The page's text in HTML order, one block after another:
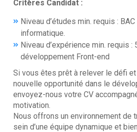
Critères Candidat :
Niveau d’études min. requis :
informatique.
Niveau d’expérience min. requis :
développement Front-end
Si vous êtes prêt à relever le défi et
nouvelle opportunité dans le
envoyez-nous votre CV
motivation.
Nous offrons un environnement de
sein d’une équipe dynamique et